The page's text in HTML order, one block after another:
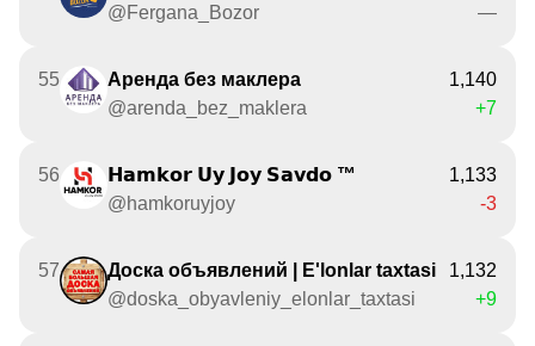
@Fergana_Bozor
—
55
Аренда без маклера
@arenda_bez_maklera
1,140
+7
56
𝗛𝗮𝗺𝗸𝗼𝗿 𝗨𝘆 𝗝𝗼𝘆 𝗦𝗮𝘃𝗱𝗼 ™
@hamkoruyjoy
1,133
-3
57
Доска объявлений | E'lonlar taxtasi
@doska_obyavleniy_elonlar_taxtasi
1,132
+9